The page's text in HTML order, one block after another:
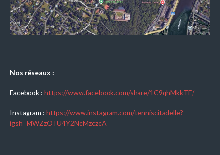
Nos réseaux :
Facebook : https://www.facebook.com/share/1C9qhMkkTE/
Instagram : https://www.instagram.com/tenniscitadelle?
igsh=MWZzOTU4Y2NqMzczcA==